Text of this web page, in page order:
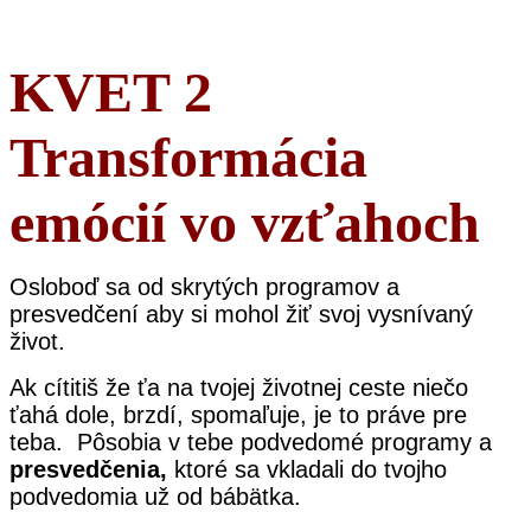
KVET 2
Transformácia
emócií vo vzťahoch
Osloboď sa od skrytých programov a
presvedčení aby si mohol žiť svoj vysnívaný
život.
Ak cítitiš že ťa na tvojej životnej ceste niečo
ťahá dole, brzdí, spomaľuje, je to práve pre
teba. Pôsobia v tebe podvedomé programy a
presvedčenia, ktoré sa vkladali do tvojho
podvedomia už od bábätka.